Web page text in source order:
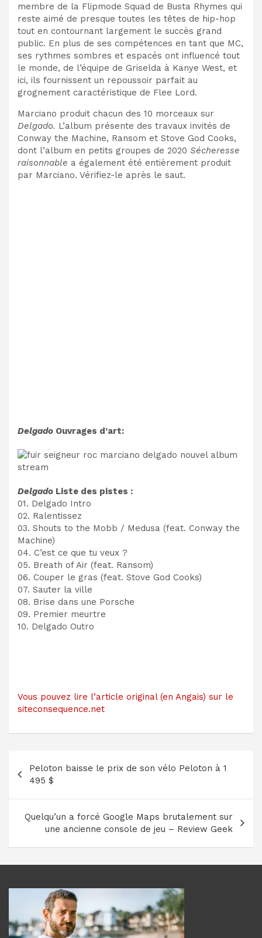
membre de la Flipmode Squad de Busta Rhymes qui
reste aimé de presque toutes les têtes de hip-hop
tout en contournant largement le succès grand
public. En plus de ses compétences en tant que MC,
ses rythmes sombres et espacés ont influencé tout
le monde, de l’équipe de Griselda à Kanye West, et
ici, ils fournissent un repoussoir parfait au
grognement caractéristique de Flee Lord.
Marciano produit chacun des 10 morceaux sur
Delgado. L’album présente des travaux invités de
Conway the Machine, Ransom et Stove God Cooks,
dont l’album en petits groupes de 2020 Sécheresse
raisonnable a également été entièrement produit
par Marciano. Vérifiez-le après le saut.
Delgado Ouvrages d’art:
Delgado Liste des pistes :
01. Delgado Intro
02. Ralentissez
03. Shouts to the Mobb / Medusa (feat. Conway the
Machine)
04. C’est ce que tu veux ?
05. Breath of Air (feat. Ransom)
06. Couper le gras (feat. Stove God Cooks)
07. Sauter la ville
08. Brise dans une Porsche
09. Premier meurtre
10. Delgado Outro
Vous pouvez lire l’article original (en Angais) sur le
siteconsequence.net
de
l’article
Peloton baisse le prix de son vélo Peloton à 1
495 $
Quelqu’un a forcé Google Maps brutalement sur
une ancienne console de jeu – Review Geek